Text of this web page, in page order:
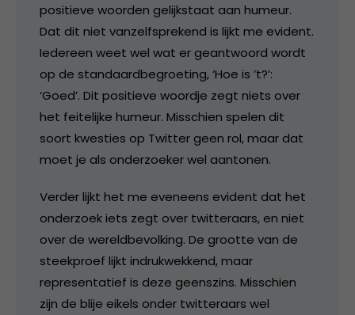
positieve woorden gelijkstaat aan humeur.
Dat dit niet vanzelfsprekend is lijkt me evident.
Iedereen weet wel wat er geantwoord wordt
op de standaardbegroeting, ‘Hoe is ’t?’:
‘Goed’. Dit positieve woordje zegt niets over
het feitelijke humeur. Misschien spelen dit
soort kwesties op Twitter geen rol, maar dat
moet je als onderzoeker wel aantonen.
Verder lijkt het me eveneens evident dat het
onderzoek iets zegt over twitteraars, en niet
over de wereldbevolking. De grootte van de
steekproef lijkt indrukwekkend, maar
representatief is deze geenszins. Misschien
zijn de blije eikels onder twitteraars wel